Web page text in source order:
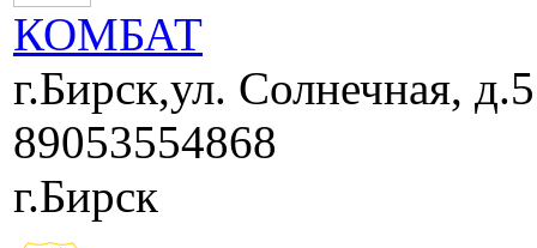
КОМБАТ
г.Бирск,ул. Солнечная, д.5
89053554868
г.Бирск